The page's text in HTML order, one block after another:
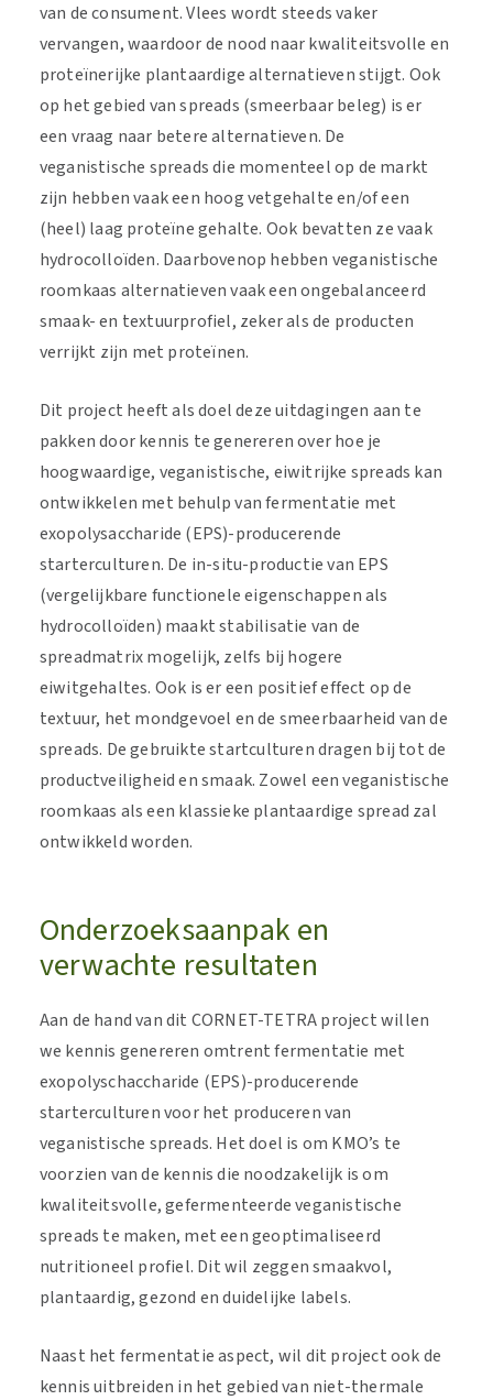
van de consument. Vlees wordt steeds vaker
vervangen, waardoor de nood naar kwaliteitsvolle en
proteïnerijke plantaardige alternatieven stijgt. Ook
op het gebied van spreads (smeerbaar beleg) is er
een vraag naar betere alternatieven. De
veganistische spreads die momenteel op de markt
zijn hebben vaak een hoog vetgehalte en/of een
(heel) laag proteïne gehalte. Ook bevatten ze vaak
hydrocolloïden. Daarbovenop hebben veganistische
roomkaas alternatieven vaak een ongebalanceerd
smaak- en textuurprofiel, zeker als de producten
verrijkt zijn met proteïnen.
Dit project heeft als doel deze uitdagingen aan te
pakken door kennis te genereren over hoe je
hoogwaardige, veganistische, eiwitrijke spreads kan
ontwikkelen met behulp van fermentatie met
exopolysaccharide (EPS)-producerende
starterculturen. De in-situ-productie van EPS
(vergelijkbare functionele eigenschappen als
hydrocolloïden) maakt stabilisatie van de
spreadmatrix mogelijk, zelfs bij hogere
eiwitgehaltes. Ook is er een positief effect op de
textuur, het mondgevoel en de smeerbaarheid van de
spreads. De gebruikte startculturen dragen bij tot de
productveiligheid en smaak. Zowel een veganistische
roomkaas als een klassieke plantaardige spread zal
ontwikkeld worden.
Onderzoeksaanpak en
verwachte resultaten
Aan de hand van dit CORNET-TETRA project willen
we kennis genereren omtrent fermentatie met
exopolyschaccharide (EPS)-producerende
starterculturen voor het produceren van
veganistische spreads. Het doel is om KMO’s te
voorzien van de kennis die noodzakelijk is om
kwaliteitsvolle, gefermenteerde veganistische
spreads te maken, met een geoptimaliseerd
nutritioneel profiel. Dit wil zeggen smaakvol,
plantaardig, gezond en duidelijke labels.
Naast het fermentatie aspect, wil dit project ook de
kennis uitbreiden in het gebied van niet-thermale